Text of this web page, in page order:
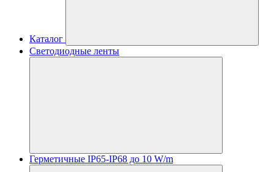
Каталог
Светодиодные ленты
Герметичные IP65-IP68 до 10 W/m